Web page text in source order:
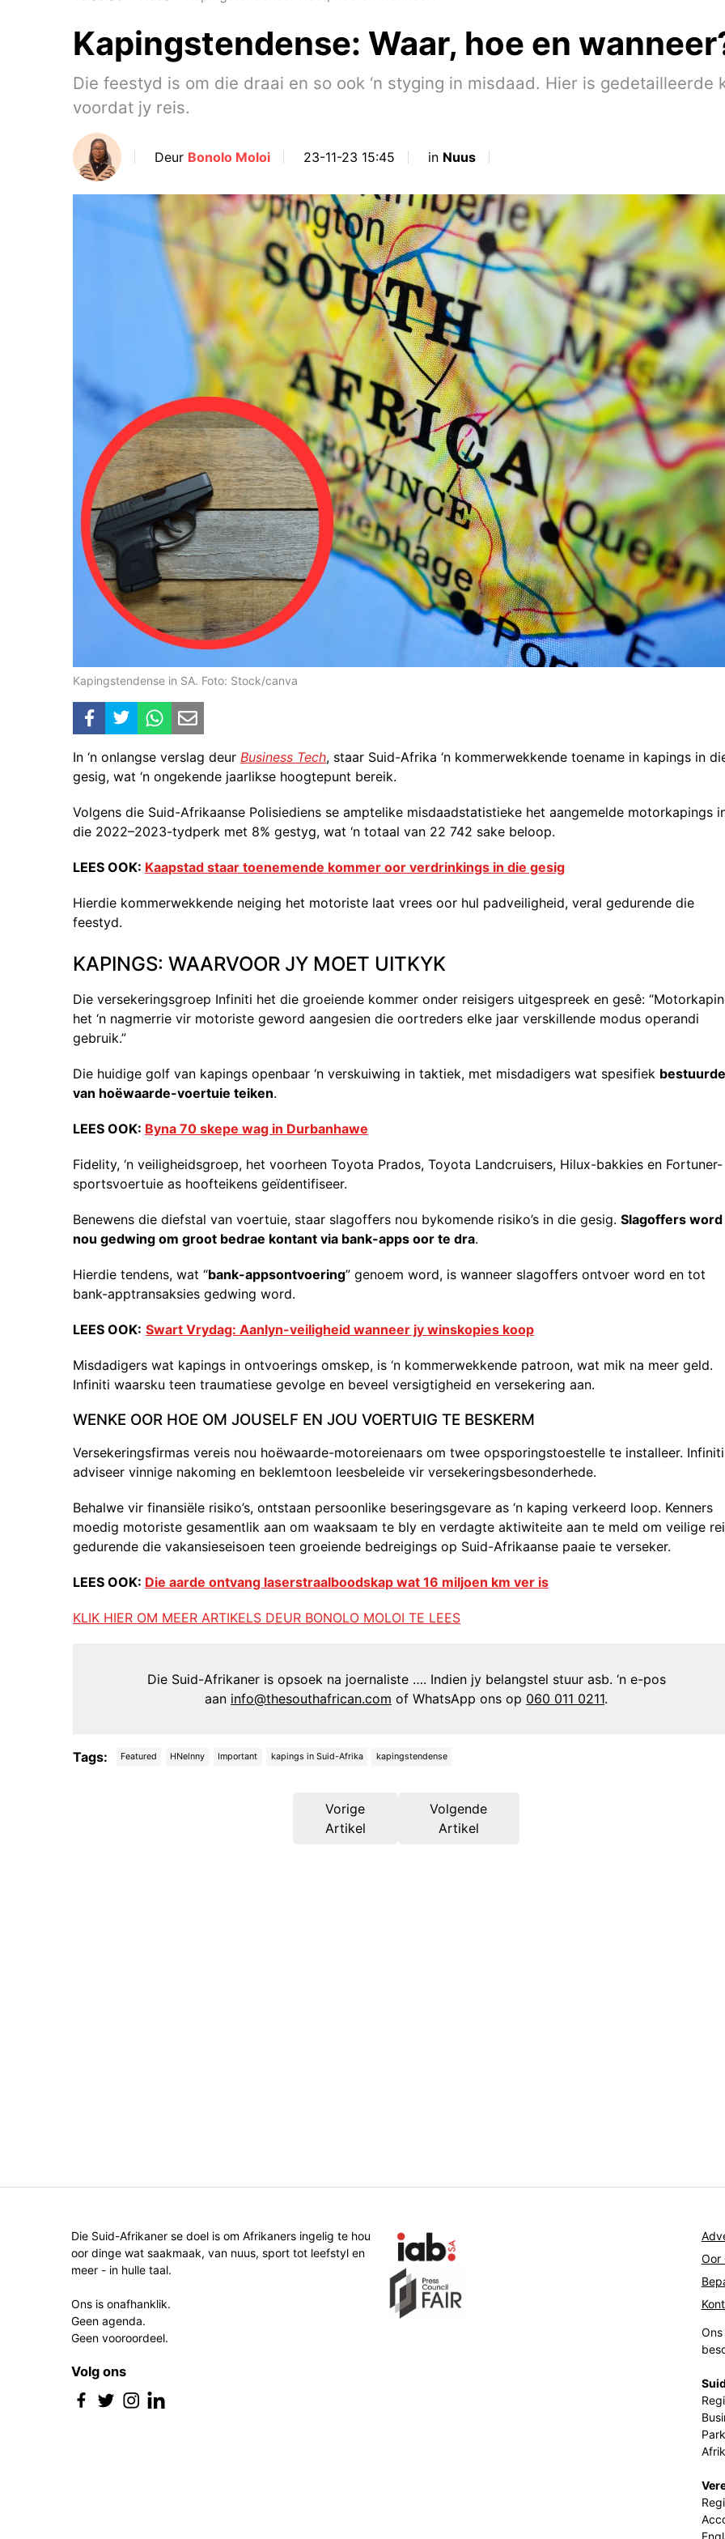
Kapingstendense: Waar, hoe en
Die feestyd is om die draai en so ook ‘n styging in misdaad. Hier is
voordat jy reis.
Deur Bonolo Moloi 23-11-23 15:45 in Nuus
Kapingstendense in SA. Foto: Stock/canva
In ‘n onlangse verslag deur Business Tech, staar Suid-Afrika ‘n kommerwekkende toename in kapings in
gesig, wat ‘n ongekende jaarlikse hoogtepunt bereik.
Volgens die Suid-Afrikaanse Polisiediens se amptelike misdaadstatistieke het aangemelde motorkapings
die 2022–2023-tydperk met 8% gestyg, wat ‘n totaal van 22 742 sake beloop.
LEES OOK: Kaapstad staar toenemende kommer oor verdrinkings in die gesig
Hierdie kommerwekkende neiging het motoriste laat vrees oor hul padveiligheid, veral gedurende die
feestyd.
KAPINGS: WAARVOOR JY MOET UITKYK
Die versekeringsgroep Infiniti het die groeiende kommer onder reisigers uitgespreek en gesê:
het ‘n nagmerrie vir motoriste geword aangesien die oortreders elke jaar verskillende modus operandi
gebruik.”
Die huidige golf van kapings openbaar ‘n verskuiwing in taktiek, met misdadigers wat spesifiek
van hoëwaarde-voertuie teiken.
LEES OOK: Byna 70 skepe wag in Durbanhawe
Fidelity, ‘n veiligheidsgroep, het voorheen Toyota Prados, Toyota Landcruisers, Hilux-bakkies en Fortuner-
sportsvoertuie as hoofteikens geïdentifiseer.
Benewens die diefstal van voertuie, staar slagoffers nou bykomende risiko’s in die gesig. Slagoffers word
nou gedwing om groot bedrae kontant via bank-apps oor te dra.
Hierdie tendens, wat “bank-appsontvoering” genoem word, is wanneer slagoffers ontvoer word en tot
bank-apptransaksies gedwing word.
LEES OOK: Swart Vrydag: Aanlyn-veiligheid wanneer jy winskopies koop
Misdadigers wat kapings in ontvoerings omskep, is ‘n kommerwekkende patroon, wat mik na meer geld.
Infiniti waarsku teen traumatiese gevolge en beveel versigtigheid en versekering aan.
WENKE OOR HOE OM JOUSELF EN JOU VOERTUIG TE BESKERM
Versekeringsfirmas vereis nou hoëwaarde-motoreienaars om twee opsporingstoestelle te installeer. Infiniti
adviseer vinnige nakoming en beklemtoon leesbeleide vir versekeringsbesonderhede.
Behalwe vir finansiële risiko’s, ontstaan persoonlike beseringsgevare as ‘n kaping verkeerd loop. Kenners
moedig motoriste gesamentlik aan om waaksaam te bly en verdagte aktiwiteite aan te meld om veilige
gedurende die vakansieseisoen teen groeiende bedreigings op Suid-Afrikaanse paaie te verseker.
LEES OOK: Die aarde ontvang laserstraalboodskap wat 16 miljoen km ver is
KLIK HIER OM MEER ARTIKELS DEUR BONOLO MOLOI TE LEES
Die Suid-Afrikaner is opsoek na joernaliste …. Indien jy belangstel stuur asb. ‘n e-pos
aan info@thesouthafrican.com of WhatsApp ons op 060 011 0211.
Tags: Featured HNelnny Important kapings in Suid-Afrika kapingstendense
Volgende
Artikel
Vorige
Artikel
Die Suid-Afrikaner se doel is om Afrikaners ingelig te hou
oor dinge wat saakmaak, van nuus, sport tot leefstyl en
meer - in hulle taal.
Ons is onafhanklik.
Geen agenda.
Geen vooroordeel.
Volg ons
Oor